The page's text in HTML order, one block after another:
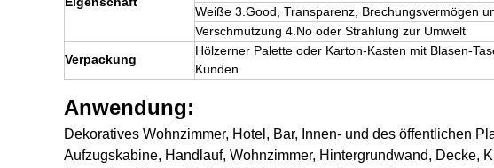
Weiße 3.Good, Transparenz, Brechungsvermögen
Verschmutzung 4.No oder Strahlung zur Umwelt
Verpackung
Hölzerner Palette oder Karton-Kasten mit Blasen-
Kunden
Anwendung:
Dekoratives Wohnzimmer, Hotel, Bar, Innen- und des öffentlichen
Aufzugskabine, Handlauf, Wohnzimmer, Hintergrundwand, Decke,